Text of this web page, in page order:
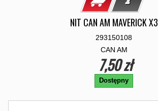
NIT CAN AM MAVERICK X3
293150108
CAN AM
7,50 zł
Dostępny